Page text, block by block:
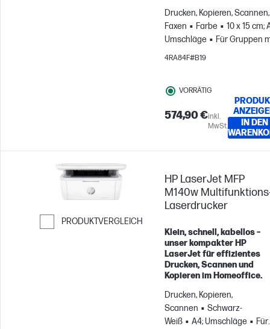
Drucken, Kopieren, Scannen,
Faxen
Farbe
10 x 15 cm;
Umschläge
Für Gruppen
bis zu 10 Benutzern; Druckt
4RA84F#B19
VORRÄTIG
574,90 €inkl.
MwSt.
IN DEN
PRODUKTVERGLEICH
HP LaserJet MFP
M140w
Laserdrucker
Klein, schnell, kabellos –
unser kompakter HP
LaserJet für effizientes
Drucken, Scannen und
Kopieren im Homeoffice.
Drucken, Kopieren,
Scannen
Schwarz-
Weiß
A4; Umschläge
Für